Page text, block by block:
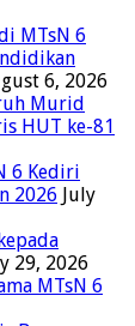
MTsN 6
6, 2026
Murid
HUT ke-81
6 Kediri
2026 July
29, 2026
MTsN 6